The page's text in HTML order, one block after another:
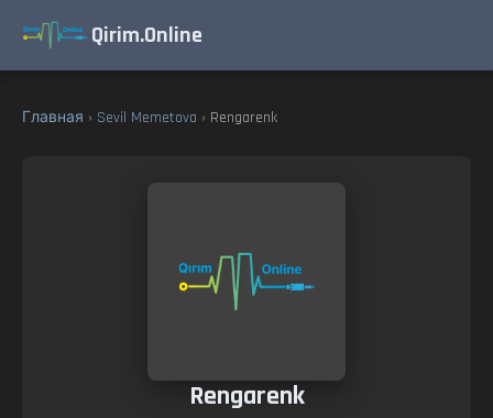
Qirim.Online
Главная › Sevil Memetova › Rengarenk
Rengarenk